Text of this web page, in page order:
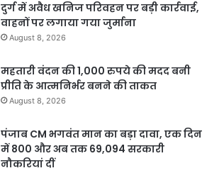
दुर्ग में अवैध खनिज परिवहन पर बड़ी कार्रवाई,
वाहनों पर लगाया गया जुर्माना
August 8, 2026
महतारी वंदन की 1,000 रुपये की मदद बनी
प्रीति के आत्मनिर्भर बनने की ताकत
August 8, 2026
पंजाब CM भगवंत मान का बड़ा दावा, एक दिन
में 800 और अब तक 69,094 सरकारी
नौकरियां दीं